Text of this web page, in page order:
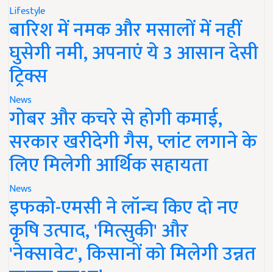
Lifestyle
बारिश में नमक और मसालों में नहीं
घुसेगी नमी, अपनाएं ये 3 आसान देसी
ट्रिक्स
News
गोबर और कचरे से होगी कमाई,
सरकार खरीदेगी गैस, प्लांट लगाने के
लिए मिलेगी आर्थिक सहायता
News
इफको-एमसी ने लॉन्च किए दो नए
कृषि उत्पाद, 'मित्सुकी' और
'नेक्सावेट', किसानों को मिलेगी उन्नत